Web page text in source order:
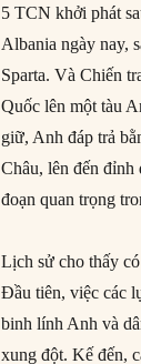
5 TCN khởi phát
Albania ngày nay,
Sparta. Và Chiến
Quốc lên một tàu
giữ, Anh đáp trả
Châu, lên đến
đoạn quan trọng
Lịch sử cho thấy
Đầu tiên, việc các
binh lính Anh và
xung đột. Kế đến,